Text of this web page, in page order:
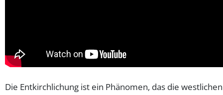
Die Entkirchlichung ist ein Phänomen, das die